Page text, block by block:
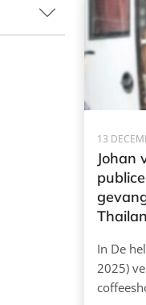
13
Johan
In De
2025)